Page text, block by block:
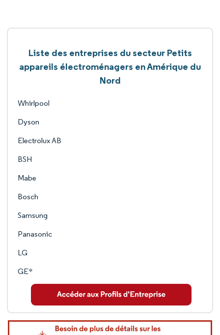
Liste des entreprises du secteur Petits
appareils électroménagers en Amérique du
Nord
Whirlpool
Dyson
Electrolux AB
BSH
Mabe
Bosch
Samsung
Panasonic
LG
GE*